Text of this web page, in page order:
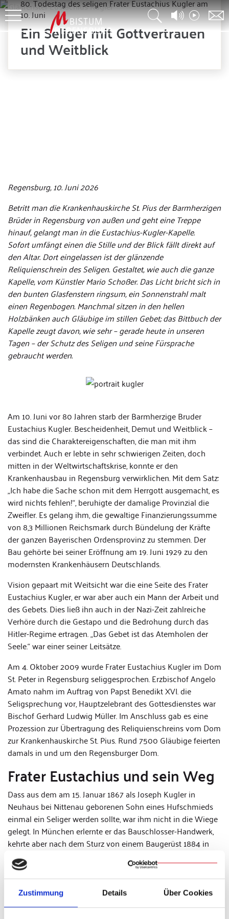
Zustimmung Details Über Cookies
80. Todestag des seligen Frater Eustachius Kugler am
10. Juni
Ein Seliger mit Gottvertrauen
und Weitblick
Regensburg, 10. Juni 2026
Betritt man die Krankenhauskirche St. Pius der Barmherzigen
Brüder in Regensburg von außen und geht eine Treppe
hinauf, gelangt man in die Eustachius-Kugler-Kapelle.
Sofort umfängt einen die Stille und der Blick fällt direkt auf
den Altar. Dort eingelassen ist der glänzende
Reliquienschrein des Seligen. Gestaltet, wie auch die ganze
Kapelle, vom Künstler Mario Schoßer. Das Licht bricht sich in
den bunten Glasfenstern ringsum, ein Sonnenstrahl malt
einen Regenbogen. Manchmal sitzen in den hellen
Holzbänken auch Gläubige im stillen Gebet; das Bittbuch der
Kapelle zeugt davon, wie sehr – gerade heute in unseren
Tagen – der Schutz des Seligen und seine Fürsprache
gebraucht werden.
Am 10. Juni vor 80 Jahren starb der Barmherzige Bruder
Eustachius Kugler. Bescheidenheit, Demut und Weitblick –
das sind die Charaktereigenschaften, die man mit ihm
verbindet. Auch er lebte in sehr schwierigen Zeiten, doch
mitten in der Weltwirtschaftskrise, konnte er den
Krankenhausbau in Regensburg verwirklichen. Mit dem Satz:
„Ich habe die Sache schon mit dem Herrgott ausgemacht, es
wird nichts fehlen!“, beruhigte der damalige Provinzial die
Zweifler. Es gelang ihm, die gewaltige Finanzierungssumme
von 8,3 Millionen Reichsmark durch Bündelung der Kräfte
der ganzen Bayerischen Ordensprovinz zu stemmen. Der
Bau gehörte bei seiner Eröffnung am 19. Juni 1929 zu den
modernsten Krankenhäusern Deutschlands.
Vision gepaart mit Weitsicht war die eine Seite des Frater
Eustachius Kugler, er war aber auch ein Mann der Arbeit und
des Gebets. Dies ließ ihn auch in der Nazi-Zeit zahlreiche
Verhöre durch die Gestapo und die Bedrohung durch das
Hitler-Regime ertragen. „Das Gebet ist das Atemholen der
Seele.“ war einer seiner Leitsätze.
Am 4. Oktober 2009 wurde Frater Eustachius Kugler im Dom
St. Peter in Regensburg seliggesprochen. Erzbischof Angelo
Amato nahm im Auftrag von Papst Benedikt XVI. die
Seligsprechung vor, Hauptzelebrant des Gottesdienstes war
Bischof Gerhard Ludwig Müller. Im Anschluss gab es eine
Prozession zur Übertragung des Reliquienschreins vom Dom
zur Krankenhauskirche St. Pius. Rund 7500 Gläubige feierten
damals in und um den Regensburger Dom.
Frater Eustachius und sein Weg
Dass aus dem am 15. Januar 1867 als Joseph Kugler in
Neuhaus bei Nittenau geborenen Sohn eines Hufschmieds
einmal ein Seliger werden sollte, war ihm nicht in die Wiege
gelegt. In München erlernte er das Bauschlosser-Handwerk,
kehrte aber nach dem Sturz von einem Baugerüst 1884 in
seine Oberpfälzer Heimat zurück und arbeitete in der
Schmiede seines Schwagers. In Reichenbach am Regen
lernte der nunmehr hinkende junge Mann den Hospitalorden
des heiligen Johannes von Gott kennen, der im ehemaligen
Benediktinerkloster eine Einrichtung für Menschen mit